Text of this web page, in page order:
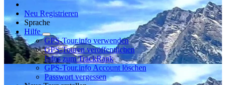
Neu Registrieren
Sprache
Hilfe
GPS-Tour.info verwenden
GPS-Touren veröffentlichen
Infos zum TrackRank
GPS-Tour.info Account löschen
Passwort vergessen